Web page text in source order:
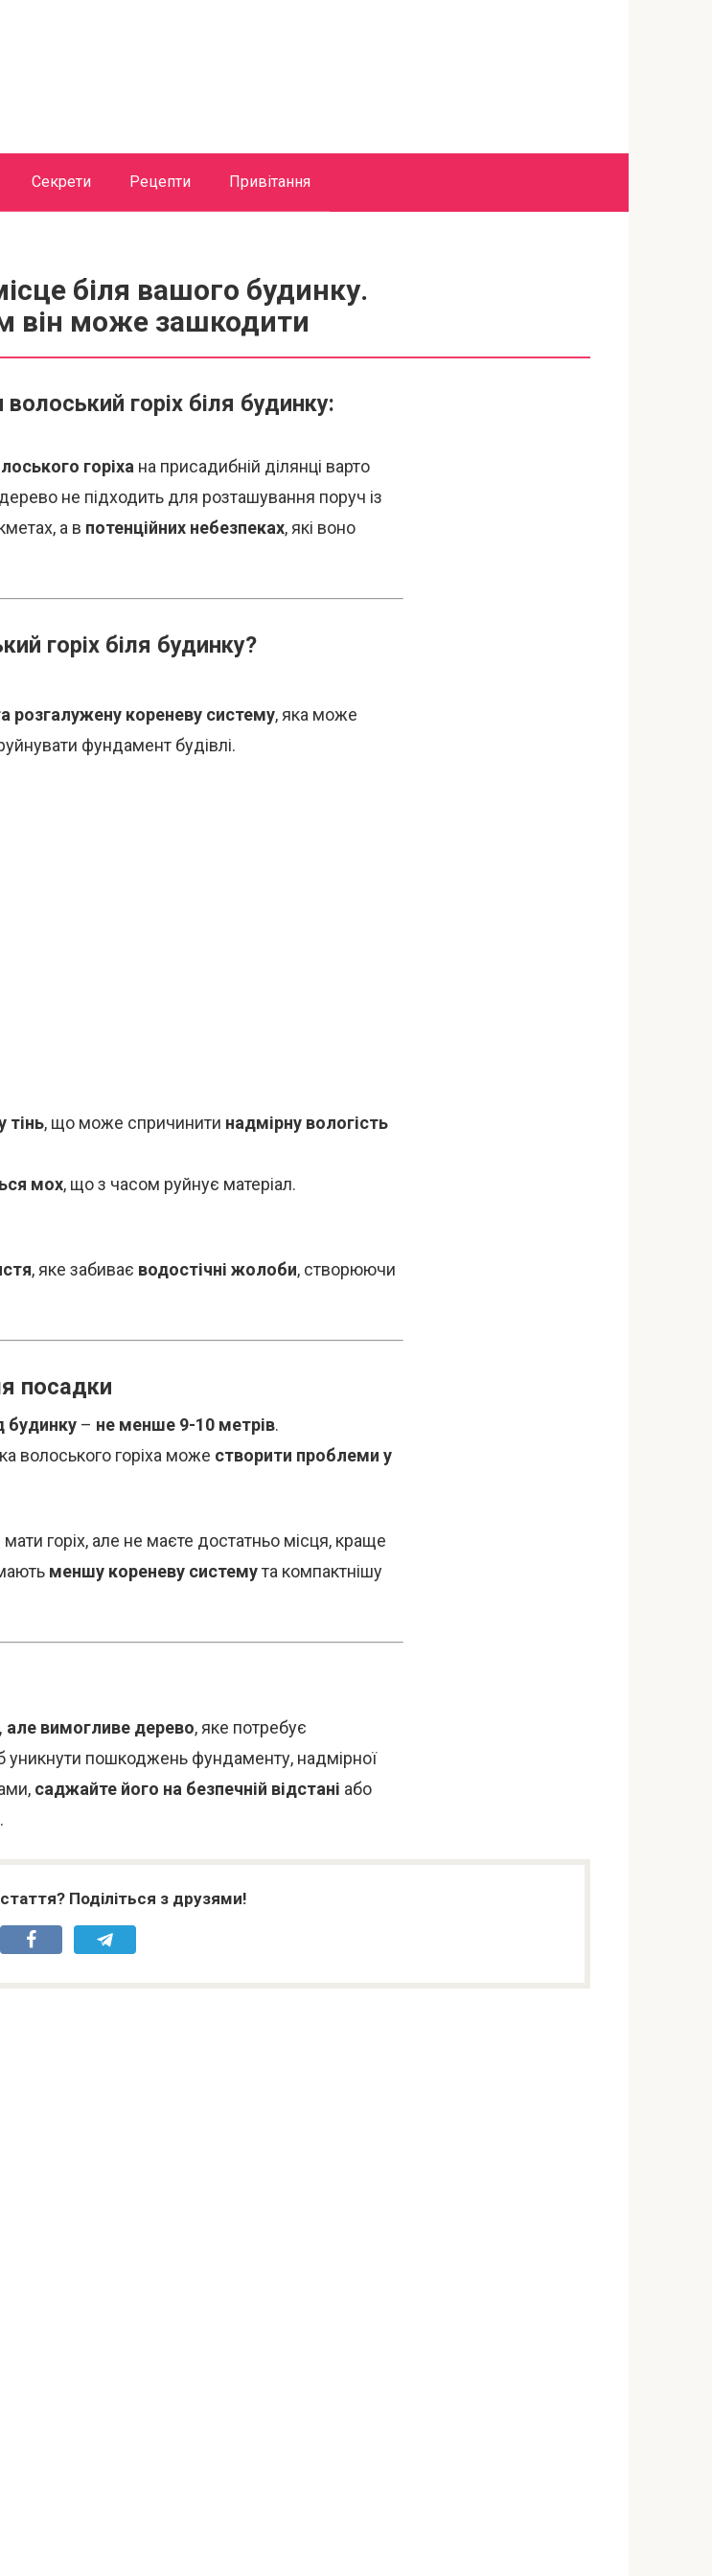
Секрети Рецепти Привітання
біля вашого будинку.
він може зашкодити
горіх біля будинку:
горіха на присадибній ділянці варто
не підходить для розташування поруч із
а в потенційних небезпеках, які воно
горіх біля будинку?
розгалужену кореневу систему, яка може
фундамент будівлі.
тінь, що може спричинити надмірну вологість
мох, що з часом руйнує матеріал.
, яке забиває водостічні жолоби, створюючи
посадки
будинку – не менше 9-10 метрів.
волоського горіха може створити проблеми у
горіх, але не маєте достатньо місця, краще
меншу кореневу системута компактнішу
але вимогливе дерево, яке потребує
уникнути пошкоджень фундаменту, надмірної
саджайте його на безпечній відстані або
Поділіться з друзями!